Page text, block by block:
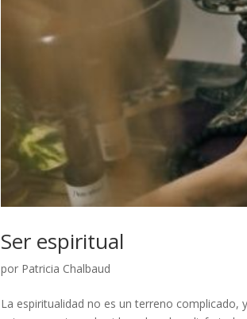
Ser espiritual
por Patricia Chalbaud
La espiritualidad no es un terreno complicado,